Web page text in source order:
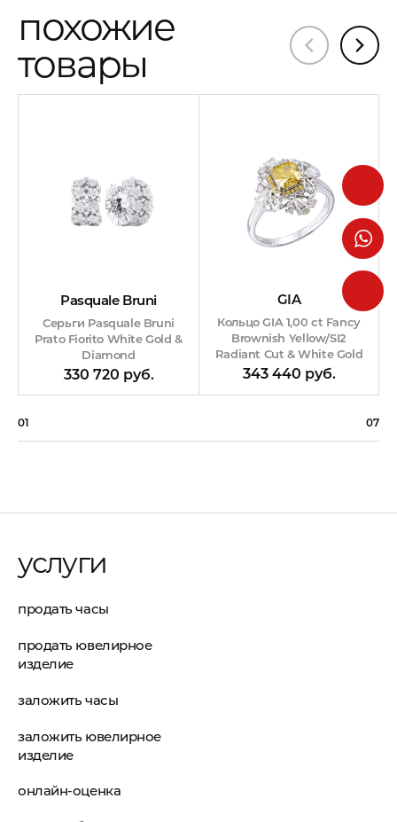
похожие
товары
Pasquale Bruni
Серьги Pasquale Bruni
Рrаtо Fiorito White Gold &
Diamond
330 720 руб.
GIA
Кольцо GIA 1,00 ct Fancy
Brownish Yellow/SI2
Radiant Cut & White Gold
343 440 руб.
01 07
услуги
продать часы
продать ювелирное
изделие
заложить часы
заложить ювелирное
изделие
онлайн-оценка